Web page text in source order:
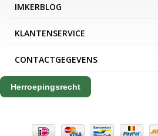
IMKERBLOG
KLANTENSERVICE
CONTACTGEGEVENS
Herroepingsrecht